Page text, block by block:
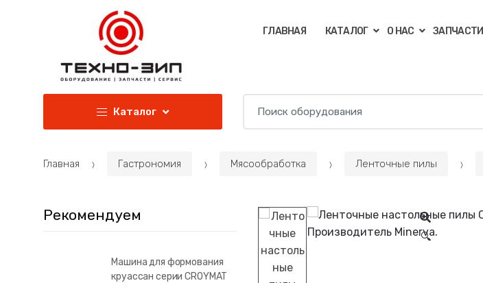
Перейти к навигации
Перейти к содержанию
ГЛАВНАЯ КАТАЛОГ О НАС ЗАПЧАСТИ
Каталог
т
Главная Гастрономия Мясообработка Ленточные пилы
🔍
Рекомендуем
Машина для формования
круассан серии CROYMAT